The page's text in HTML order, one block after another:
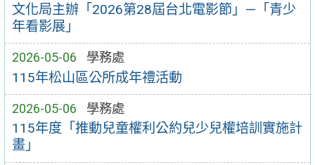
文化局主辦「2026第28屆台北電影節」—「青少
年看影展」
2026-05-06 學務處
115年松山區公所成年禮活動
2026-05-06 學務處
115年度「推動兒童權利公約兒少兒權培訓實施計
畫」